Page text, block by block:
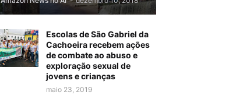
Escolas de São Gabriel da
Cachoeira recebem ações
de combate ao abuso e
exploração sexual de
jovens e crianças
maio 23, 2019